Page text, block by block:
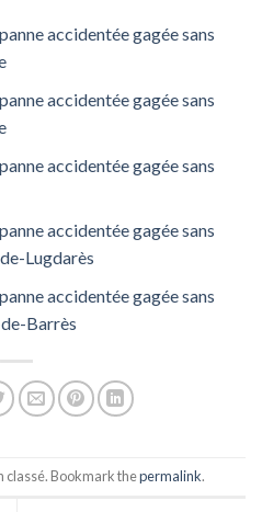
accidentée gagée sans
accidentée gagée sans
accidentée gagée sans
accidentée gagée sans
Lugdarès
accidentée gagée sans
Barrès
classé. Bookmark thepermalink.